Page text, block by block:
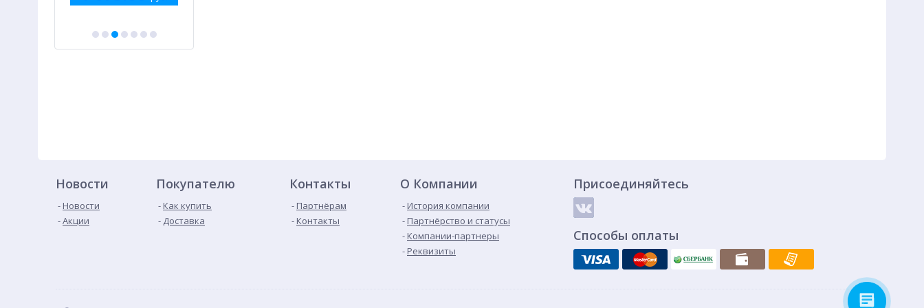
Новости
Новости
Акции
Покупателю
Как купить
Доставка
Контакты
Партнёрам
Контакты
О Компании
История компании
Партнёрство и статусы
Компании-партнеры
Реквизиты
Присоединяйтесь
Способы оплаты